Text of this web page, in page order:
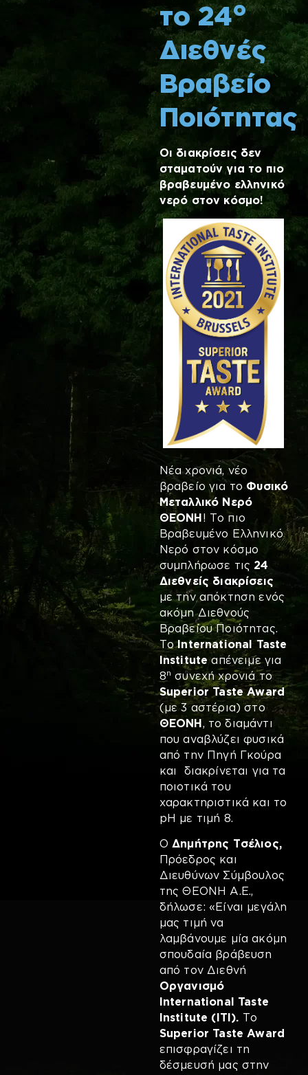
το 24ο
Διεθνές
Βραβείο
Ποιότητας
Οι διακρίσεις δεν
σταματούν για το πιο
βραβευμένο ελληνικό
νερό στον κόσμο!
Νέα χρονιά, νέο
βραβείο για τοΦυσικό
Μεταλλικό Νερό
ΘΕΟΝΗ! Το πιο
Βραβευμένο Ελληνικό
Νερό στον κόσμο
συμπλήρωσε τις 24
Διεθνείς διακρίσεις
με την απόκτηση ενός
ακόμη Διεθνούς
Βραβείου Ποιότητας.
ΤοInternational Taste
Instituteαπένειμε για
8η συνεχή χρονιά το
Superior Taste Award
(με 3 αστέρια) στο
ΘΕΟΝΗ, το διαμάντι
που αναβλύζει φυσικά
από την Πηγή Γκούρα
και διακρίνεται για τα
ποιοτικά του
χαρακτηριστικά και το
pH με τιμή 8.
Ο Δημήτρης Τσέλιος,
Πρόεδρος και
Διευθύνων Σύμβουλος
της ΘΕΟΝΗ Α.Ε.,
δήλωσε: «Είναι μεγάλη
μας τιμή να
λαμβάνουμε μία ακόμη
σπουδαία βράβευση
από τον Διεθνή
Οργανισμό
International Taste
Institute (ΙΤΙ). Το
Superior Taste Award
επισφραγίζει τη
δέσμευσή μας στην